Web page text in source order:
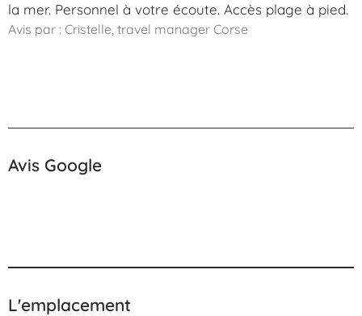
la mer. Personnel à votre écoute. Accès plage à pied.
Avis par : Cristelle, travel manager Corse
Avis Google
L'emplacement